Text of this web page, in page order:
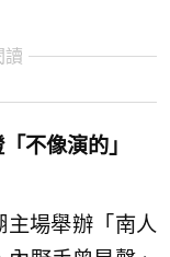
讀
不像演的」
場舉辦「南人